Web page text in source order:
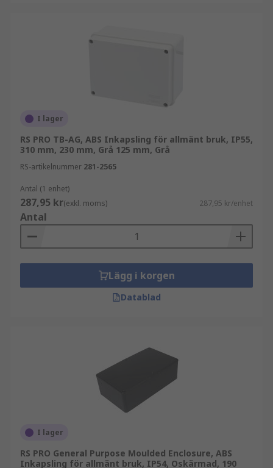
I lager
RS PRO TB-AG, ABS Inkapsling för allmänt bruk, IP55,
310 mm, 230 mm, Grå 125 mm, Grå
RS-artikelnummer 281-2565
Antal (1 enhet)
287,95 kr(exkl. moms) 287,95 kr/enhet
Antal
Lägg i korgen
Datablad
I lager
RS PRO General Purpose Moulded Enclosure, ABS
Inkapsling för allmänt bruk, IP54, Oskärmad, 190